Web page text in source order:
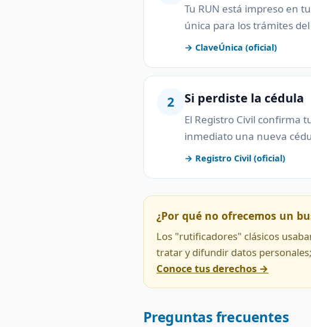
Tu RUN está impreso en
única para los trámites del
→ ClaveÚnica (oficial)
2 Si perdiste la cédula
El Registro Civil confirma
inmediato una nueva
→ Registro Civil (oficial)
¿Por qué no ofrecemos un
Los "rutificadores" clásicos
tratar y difundir datos
Conoce tus derechos →
Preguntas frecuentes